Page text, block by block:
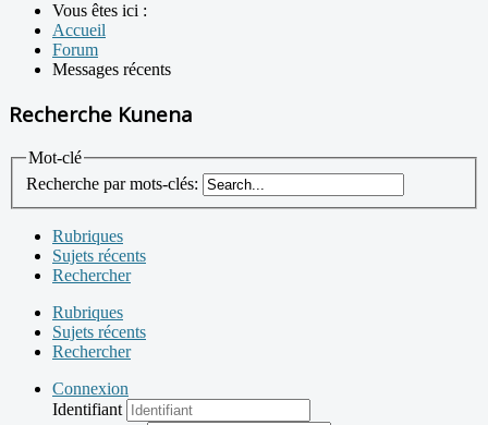
Vous êtes ici :
Accueil
Forum
Messages récents
Recherche Kunena
Mot-clé
Recherche par mots-clés:
Rubriques
Sujets récents
Rechercher
Rubriques
Sujets récents
Rechercher
Connexion
Identifiant